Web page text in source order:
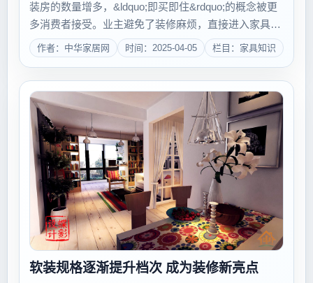
装房的数量增多，&ldquo;即买即住&rdquo;的概念被更
多消费者接受。业主避免了装修麻烦，直接进入家具、
窗帘、配饰等软装产品采购阶段，&ldquo;硬装&rdquo;
后时代将来临，家装公司是否会改变&ldquo;硬装&...
作者：中华家居网 时间：2025-04-05 栏目：家具知识
软装规格逐渐提升档次 成为装修新亮点